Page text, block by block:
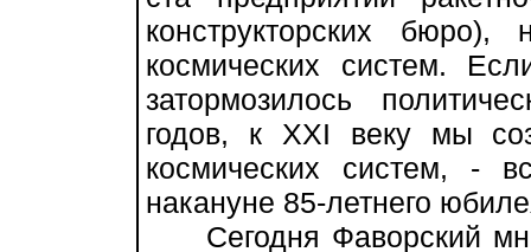
конструкторских
космических систем.
затормозилось
годов, к ХХI веку мы
космических систем, -
накануне 85-летнего
Сегодня Фаворский